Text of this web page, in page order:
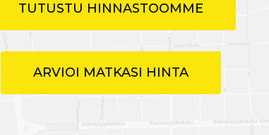
TUTUSTU HINNASTOOMME
ARVIOI MATKASI HINTA